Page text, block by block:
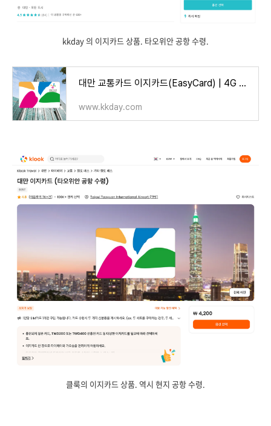
kkday 의 이지카드 상품. 타오위안 공항 수령.
대만 교통카드 이지카드(EasyCard) | 4G 무제한 데이터 유심 추가구매 혜택 | 타오위안 공항 수령
www.kkday.com
클룩의 이지카드 상품. 역시 현지 공항 수령.